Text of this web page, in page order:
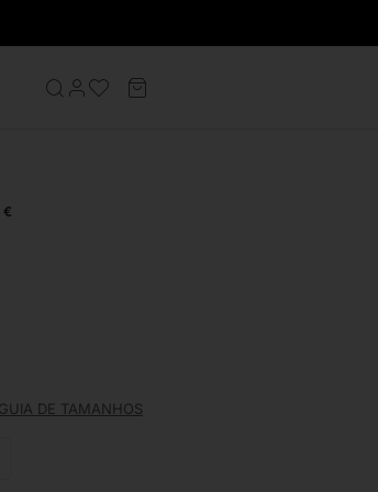
€
GUIA DE TAMANHOS